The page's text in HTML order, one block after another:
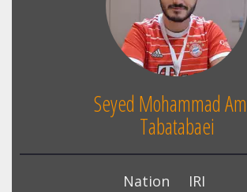
Seyed Mohammad
Tabatabaei
Nation
IRI